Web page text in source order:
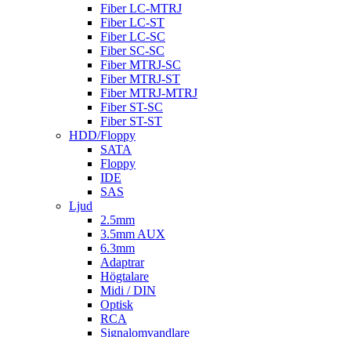
Fiber LC-MTRJ
Fiber LC-ST
Fiber LC-SC
Fiber SC-SC
Fiber MTRJ-SC
Fiber MTRJ-ST
Fiber MTRJ-MTRJ
Fiber ST-SC
Fiber ST-ST
HDD/Floppy
SATA
Floppy
IDE
SAS
Ljud
2.5mm
3.5mm AUX
6.3mm
Adaptrar
Högtalare
Midi / DIN
Optisk
RCA
Signalomvandlare